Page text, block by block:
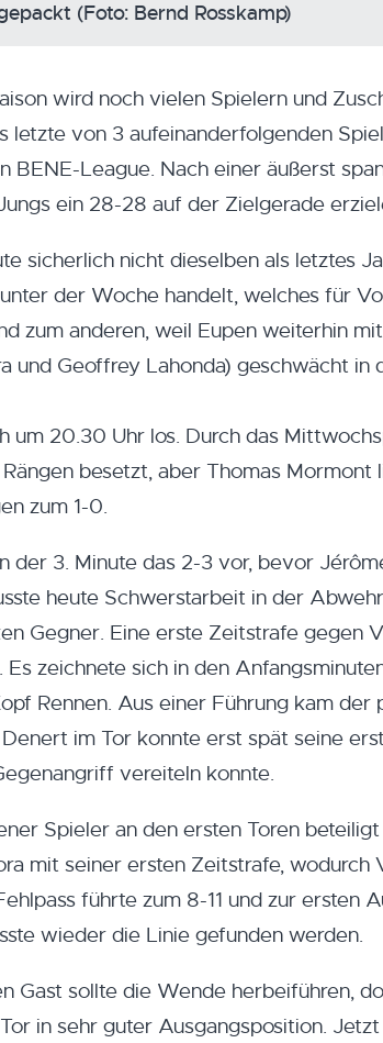
(Foto: Bernd Rosskamp)
wird noch vielen Spielern und
letzte von 3 aufeinanderfolgenden
BENE-League. Nach einer äußerst
ein 28-28 auf der Zielgerade
sicherlich nicht dieselben als letztes
der Woche handelt, welches für
zum anderen, weil Eupen weiterhin
und Geoffrey Lahonda) geschwächt in
um 20.30 Uhr los. Durch das
besetzt, aber Thomas Mormont
zum 1-0.
der 3. Minute das 2-3 vor, bevor
heute Schwerstarbeit in der
Gegner. Eine erste Zeitstrafe gegen
zeichnete sich in den
Rennen. Aus einer Führung kam der
im Tor konnte erst spät seine
vereiteln konnte.
Spieler an den ersten Toren
mit seiner ersten Zeitstrafe, wodurch
führte zum 8-11 und zur ersten
wieder die Linie gefunden werden.
Gast sollte die Wende herbeiführen,
in sehr guter Ausgangsposition.